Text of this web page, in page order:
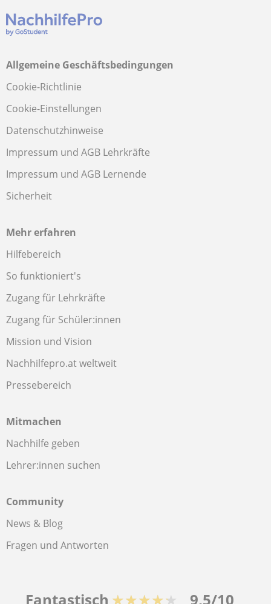
Allgemeine Geschäftsbedingungen
Cookie-Richtlinie
Cookie-Einstellungen
Datenschutzhinweise
Impressum und AGB Lehrkräfte
Impressum und AGB Lernende
Sicherheit
Mehr erfahren
Hilfebereich
So funktioniert's
Zugang für Lehrkräfte
Zugang für Schüler:innen
Mission und Vision
Nachhilfepro.at weltweit
Pressebereich
Mitmachen
Nachhilfe geben
Lehrer:innen suchen
Community
News & Blog
Fragen und Antworten
Fantastisch ★★★★★ 9,5/10